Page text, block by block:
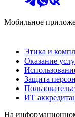
Мобильное
Этика и
Оказание
Защита
ИТ
На